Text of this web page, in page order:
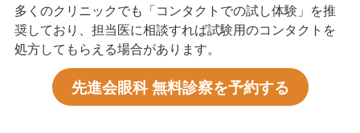
多くのクリニックでも「コンタクトでの試し体験」を推
奨しており、担当医に相談すれば試験用のコンタクトを
処方してもらえる場合があります。
先進会眼科 無料診察を予約する